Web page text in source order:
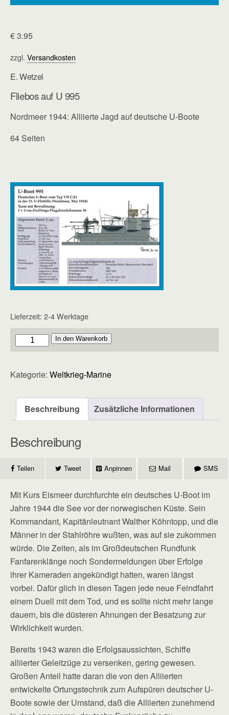
€3.95
zzgl. Versandkosten
E. Wetzel
Fliebos auf U 995
Nordmeer 1944: Alliierte Jagd auf deutsche U-Boote
64 Seiten
Lieferzeit: 2-4 Werktage
Marine
-
3
In den Warenkorb
Kategorie: Weltkrieg-Marine
Beschreibung Zusätzliche Informationen
Beschreibung
Teilen Tweet Anpinnen Mail SMS
Mit Kurs Eismeer durchfurchte ein deutsches U-Boot im
Jahre 1944 die See vor der norwegischen Küste. Sein
Kommandant, Kapitänleutnant Walther Köhntopp, und die
Männer in der Stahlröhre wußten, was auf sie zukommen
würde. Die Zeiten, als im Großdeutschen Rundfunk
Fanfarenklänge noch Sondermeldungen über Erfolge
ihrer Kameraden angekündigt hatten, waren längst
vorbei. Dafür glich in diesen Tagen jede neue Feindfahrt
einem Duell mit dem Tod, und es sollte nicht mehr lange
dauern, bis die düsteren Ahnungen der Besatzung zur
Wirklichkeit wurden.
Bereits 1943 waren die Erfolgsaussichten, Schiffe
alliierter Geleitzüge zu versenken, gering gewesen.
Großen Anteil hatte daran die von den Alliierten
entwickelte Ortungstechnik zum Aufspüren deutscher U-
Boote sowie der Umstand, daß die Alliierten zunehmend